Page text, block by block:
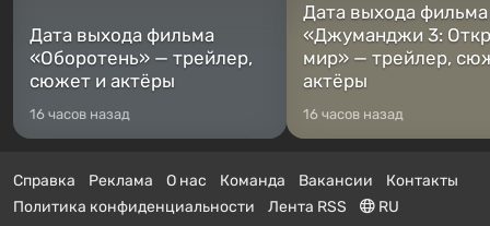
Дата выхода фильма
«Оборотень» — трейлер,
сюжет и актёры
16 часов назад
Дата выхода фильма
«Джуманджи 3:
мир» — трейлер,
актёры
16 часов назад
Справка Реклама О нас Команда Вакансии
Контакты
Политика конфиденциальности
Лента RSS RU